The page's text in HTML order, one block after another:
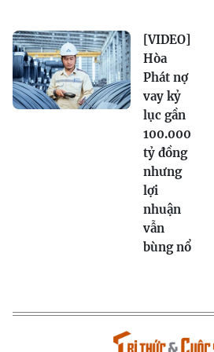
[VIDEO]
Hòa
Phát nợ
vay kỷ
lục gần
100.000
tỷ đồng
nhưng
lợi
nhuận
vẫn
bùng nổ